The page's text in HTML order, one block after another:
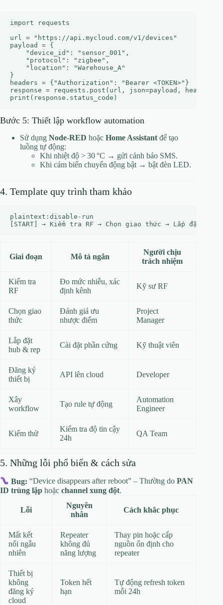
import requests
url = "https://api.mycloud.com/v1/devices"
payload = {
    "device_id": "sensor_001",
    "protocol": "zigbee",
    "location": "Warehouse_A"
}
headers = {"Authorization": "Bearer <TOKEN>"}
response = requests.post(url, json=payload,
Bước 5: Thiết lập workflow automation
Sử dụng Node‑RED hoặc Home Assistant để tạo
luồng tự động:
Khi nhiệt độ > 30 °C → gửi cảnh báo SMS.
Khi cảm biến chuyển động bật → bật đèn LED.
4. Template quy trình tham khảo
plaintext:disable-run
Giai đoạn Mô tả ngắn
Người chịu
trách nhiệm
Kiểm tra
RF
Đo mức nhiễu, xác
định kênh
Kỹ sư RF
Chọn giao
thức
Đánh giá ưu
nhược điểm
Project
Manager
Lắp đặt
hub & rep
Cài đặt phần cứng Kỹ thuật viên
Đăng ký
thiết bị
API lên cloud Developer
Xây
workflow
Tạo rule tự động
Automation
Engineer
Kiểm thử
Kiểm tra độ tin cậy
24h
QA Team
5. Những lỗi phổ biến & cách sửa
Bug: “Device disappears after reboot” – Thường doPAN
ID trùng lặp hoặc channel xung đột.
Lỗi
Nguyên
nhân
Cách khắc phục
Mất kết
nối ngẫu
nhiên
Repeater
không đủ
năng lượng
Thay pin hoặc cấp
nguồn ổn định cho
repeater
Thiết bị
không
đăng ký
cloud
Token hết
hạn
Tự động refresh token
mỗi 24h